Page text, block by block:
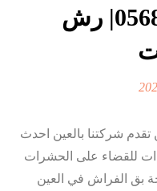
العين |0568199078| رش
شركتنا بالعين احدث
للقضاء على الحشرات
بق الفراش في العين